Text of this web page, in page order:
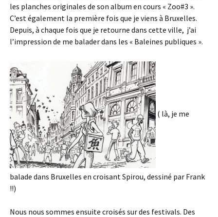
les planches originales de son album en cours « Zoo#3 ».
C’est également la première fois que je viens à Bruxelles.
Depuis, à chaque fois que je retourne dans cette ville, j’ai
l’impression de me balader dans les « Baleines publiques ».
( là, je me
balade dans Bruxelles en croisant Spirou, dessiné par Frank
!!)
Nous nous sommes ensuite croisés sur des festivals. Des